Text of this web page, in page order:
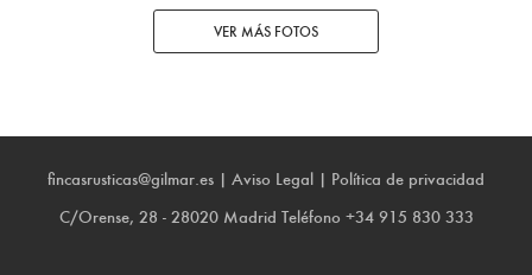
VER MÁS FOTOS
fincasrusticas@gilmar.es | Aviso Legal | Política de privacidad
C/Orense, 28 - 28020 Madrid Teléfono +34 915 830 333